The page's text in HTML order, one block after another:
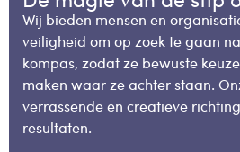
Wij bieden mensen en
veiligheid om op zoek te gaan
kompas, zodat ze bewuste
maken waar ze achter staan.
verrassende en creatieve
resultaten.